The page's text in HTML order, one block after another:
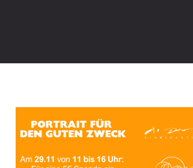
Karikatur für den guten Zweck